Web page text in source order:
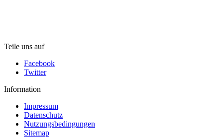
Teile uns auf
Facebook
Twitter
Information
Impressum
Datenschutz
Nutzungsbedingungen
Sitemap